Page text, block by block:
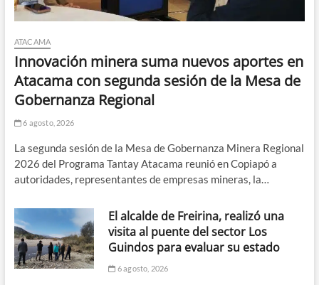
ATACAMA
Innovación minera suma nuevos aportes en
Atacama con segunda sesión de la Mesa de
Gobernanza Regional
6 agosto, 2026
La segunda sesión de la Mesa de Gobernanza Minera Regional
2026 del Programa Tantay Atacama reunió en Copiapó a
autoridades, representantes de empresas mineras, la…
El alcalde de Freirina, realizó una
visita al puente del sector Los
Guindos para evaluar su estado
6 agosto, 2026